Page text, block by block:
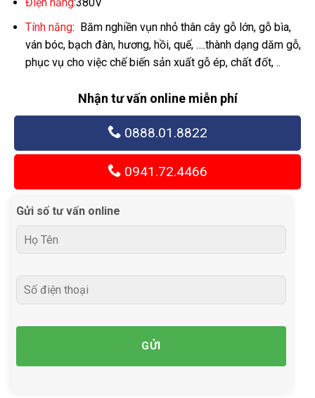
Tính năng: Băm nghiền vụn nhỏ thân cây gỗ lớn, gỗ bìa,
ván bóc, bạch đàn, hương, hồi, quế, ….thành dạng dăm gỗ,
phục vụ cho việc chế biến sản xuất gỗ ép, chất đốt, ..
Nhận tư vấn online miễn phí
0888.01.8822
0941.72.4466
Gửi số tư vấn online